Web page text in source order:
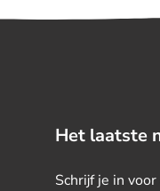
Het laatste
Schrijf je in